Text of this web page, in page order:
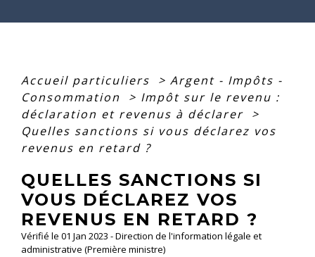
Accueil particuliers > Argent - Impôts -
Consommation
> Impôt sur le revenu :
déclaration et revenus à déclarer >
Quelles sanctions si vous déclarez vos
revenus en retard ?
QUELLES SANCTIONS SI
VOUS DÉCLAREZ VOS
REVENUS EN RETARD ?
Vérifié le 01 Jan 2023 - Direction de l'information légale et
administrative (Première ministre)